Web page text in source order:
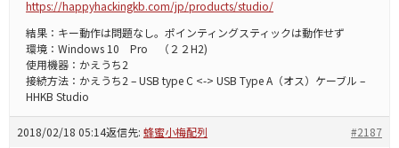
https://happyhackingkb.com/jp/products/studio/
結果：キー動作は問題なし。ポインティングスティックは動作せず
環境：Windows 10 Pro （２２H2)
使用機器：かえうち2
接続方法：かえうち2 – USB type C <-> USB Type A（オス）ケーブル –
HHKB Studio
2018/02/18 05:14返信先: 蜂蜜小梅配列 #2187